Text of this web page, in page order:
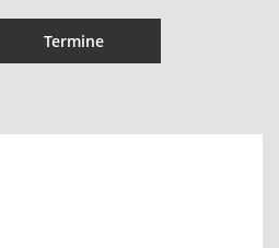
Termine